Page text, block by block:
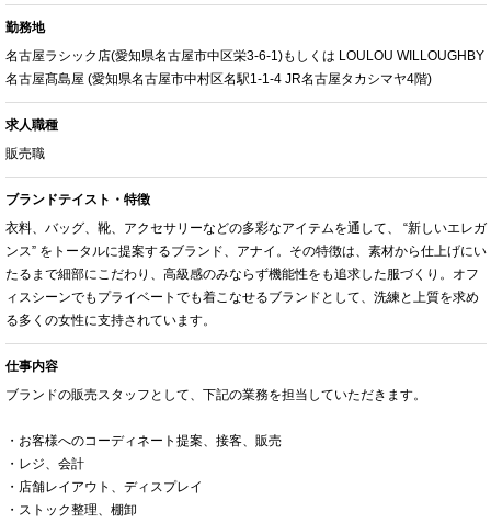
勤務地
名古屋ラシック店(愛知県名古屋市中区栄3-6-1)もしくは LOULOU WILLOUGHBY
名古屋髙島屋 (愛知県名古屋市中村区名駅1-1-4 JR名古屋タカシマヤ4階)
求人職種
販売職
ブランドテイスト・特徴
衣料、バッグ、靴、アクセサリーなどの多彩なアイテムを通して、 “新しいエレガ
ンス” をトータルに提案するブランド、アナイ。その特徴は、素材から仕上げにい
たるまで細部にこだわり、高級感のみならず機能性をも追求した服づくり。オフ
ィスシーンでもプライベートでも着こなせるブランドとして、洗練と上質を求め
る多くの女性に支持されています。
仕事内容
ブランドの販売スタッフとして、下記の業務を担当していただきます。
・お客様へのコーディネート提案、接客、販売
・レジ、会計
・店舗レイアウト、ディスプレイ
・ストック整理、棚卸